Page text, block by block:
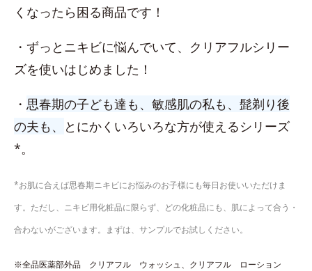
くなったら困る商品です！
・ずっとニキビに悩んでいて、クリアフルシリー
ズを使いはじめました！
・ 思春期の子ども達も、敏感肌の私も、髭剃り後
の夫も、
とにかくいろいろな方が使えるシリーズ
*。
*お肌に合えば思春期ニキビにお悩みのお子様にも毎日お使いいただけま
す。ただし、ニキビ用化粧品に限らず、どの化粧品にも、肌によって合う・
合わないがございます。まずは、サンプルでお試しください。
※全品医薬部外品 クリアフル ウォッシュ、​クリアフル ローション